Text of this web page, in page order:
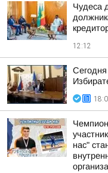
Чудеса
12:12
Сегодня
нас"